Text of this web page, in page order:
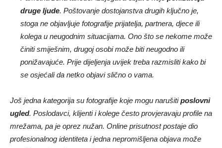
druge ljude. Poštovanje dostojanstva drugih ključno je,
stoga ne objavljuje fotografije prijatelja, partnera, djece ili
kolega u neugodnim situacijama. Ono što se nekome može
činiti smiješnim, drugoj osobi može biti neugodno ili
ponižavajuće. Prije dijeljenja uvijek treba razmisliti kako bi
se osjećali da netko objavi slično o vama.
Još jedna kategorija su fotografije koje mogu narušitiposlovni
ugled. Poslodavci, klijenti i kolege često provjeravaju profile na
mrežama, pa je oprez nužan. Online prisutnost postaje dio
profesionalnog identiteta i jedna nepromišljena objava može